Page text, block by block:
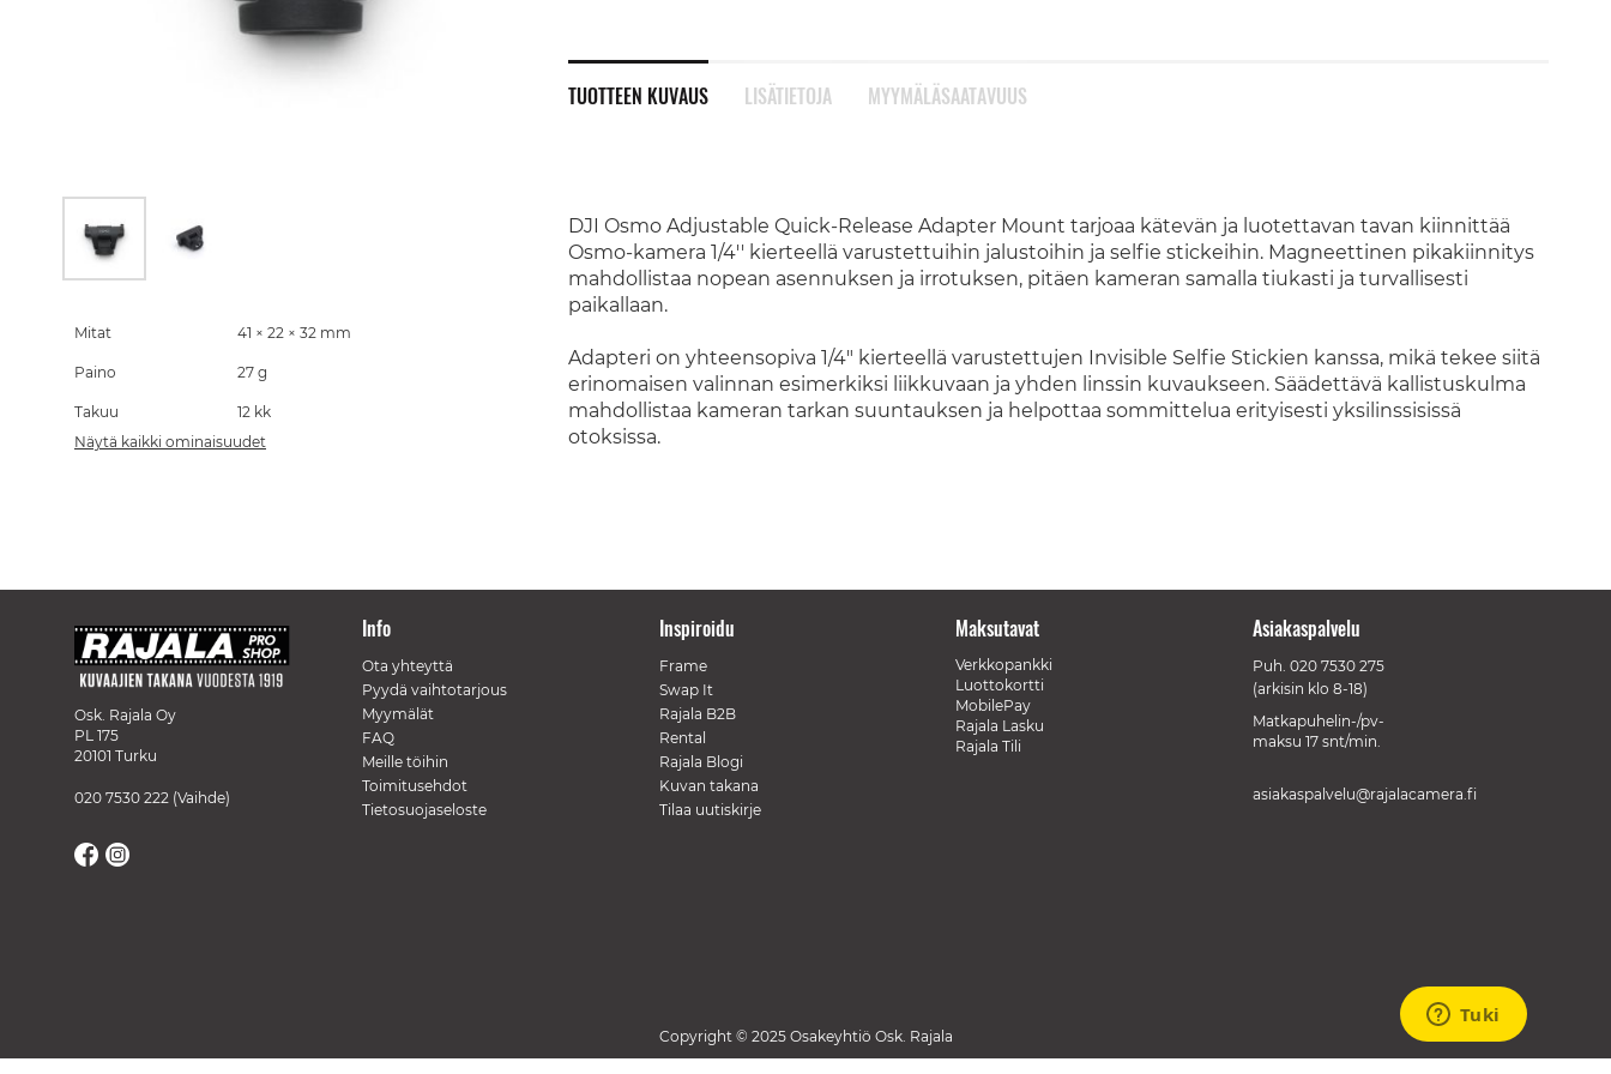
TUOTTEEN KUVAUS
DJI Osmo Adjustable Quick-Release Adapter Mount tarjoaa kätevän ja luotettavan tavan kiinnittää
Osmo-kamera 1/4'' kierteellä varustettuihin jalustoihin ja selfie stickeihin. Magneettinen pikakiinnitys
mahdollistaa nopean asennuksen ja irrotuksen, pitäen kameran samalla tiukasti ja turvallisesti
paikallaan.
Adapteri on yhteensopiva 1/4" kierteellä varustettujen Invisible Selfie Stickien kanssa, mikä tekee siitä
erinomaisen valinnan esimerkiksi liikkuvaan ja yhden linssin kuvaukseen. Säädettävä kallistuskulma
mahdollistaa kameran tarkan suuntauksen ja helpottaa sommittelua erityisesti yksilinssisissä
otoksissa.
LISÄTIETOJA MYYMÄLÄSAATAVUUS
the
images
gallery
Mitat 41 × 22 × 32 mm
Paino 27 g
Takuu
12 kk
Näytä kaikki ominaisuudet
Osk. Rajala Oy
PL 175
20101 Turku
020 7530 222 (Vaihde)
Info
Ota yhteyttä
Pyydä vaihtotarjous
Myymälät
FAQ
Meille töihin
Toimitusehdot
Tietosuojaseloste
Inspiroidu
Frame
Swap It
Rajala B2B
Rental
Rajala Blogi
Kuvan takana
Tilaa uutiskirje
Maksutavat
Verkkopankki
Luottokortti
MobilePay
Rajala Lasku
Rajala Tili
Asiakaspalvelu
Puh. 020 7530 275
(arkisin klo 8-18)
Matkapuhelin-/pv-
maksu 17 snt/min.
asiakaspalvelu@rajalacamera.fi
Copyright © 2025 Osakeyhtiö Osk. Rajala